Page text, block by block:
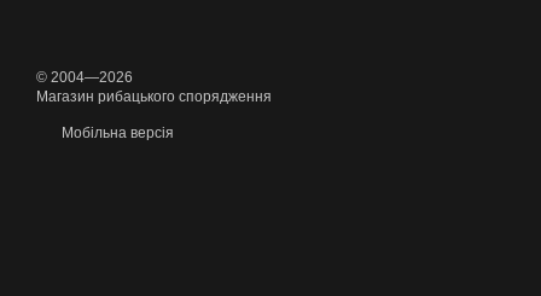
© 2004—2026
Магазин рибацького спорядження
Мобільна версія